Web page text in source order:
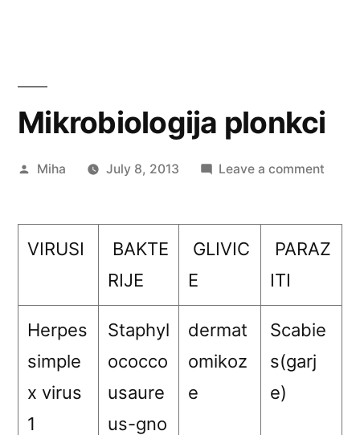
Mikrobiologija plonkci
Posted
Miha July 8, 2013 Leave a comment
VIRUSI
BAKTE
RIJE
GLIVIC
E
PARAZ
ITI
Herpes
simple
x virus
1
Staphyl
ococco
usaure
us-gno
dermat
omikoz
e
Scabie
s(garj
e)